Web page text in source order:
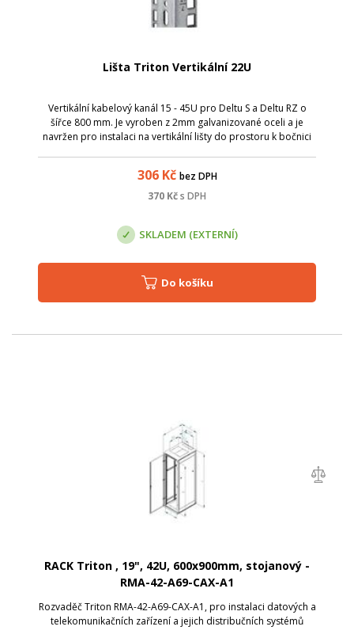
Lišta Triton Vertikální 22U
Vertikální kabelový kanál 15 - 45U pro Deltu S a Deltu RZ o
šířce 800 mm. Je vyroben z 2mm galvanizované oceli a je
navržen pro instalaci na vertikální lišty do prostoru k bočnici
306Kč bez DPH
370 Kčs DPH
SKLADEM (EXTERNÍ)
Do košíku
RACK Triton , 19", 42U, 600x900mm, stojanový -
RMA-42-A69-CAX-A1
Rozvaděč Triton RMA-42-A69-CAX-A1, pro instalaci datových a
telekomunikačních zařízení a jejich distribučních systémů